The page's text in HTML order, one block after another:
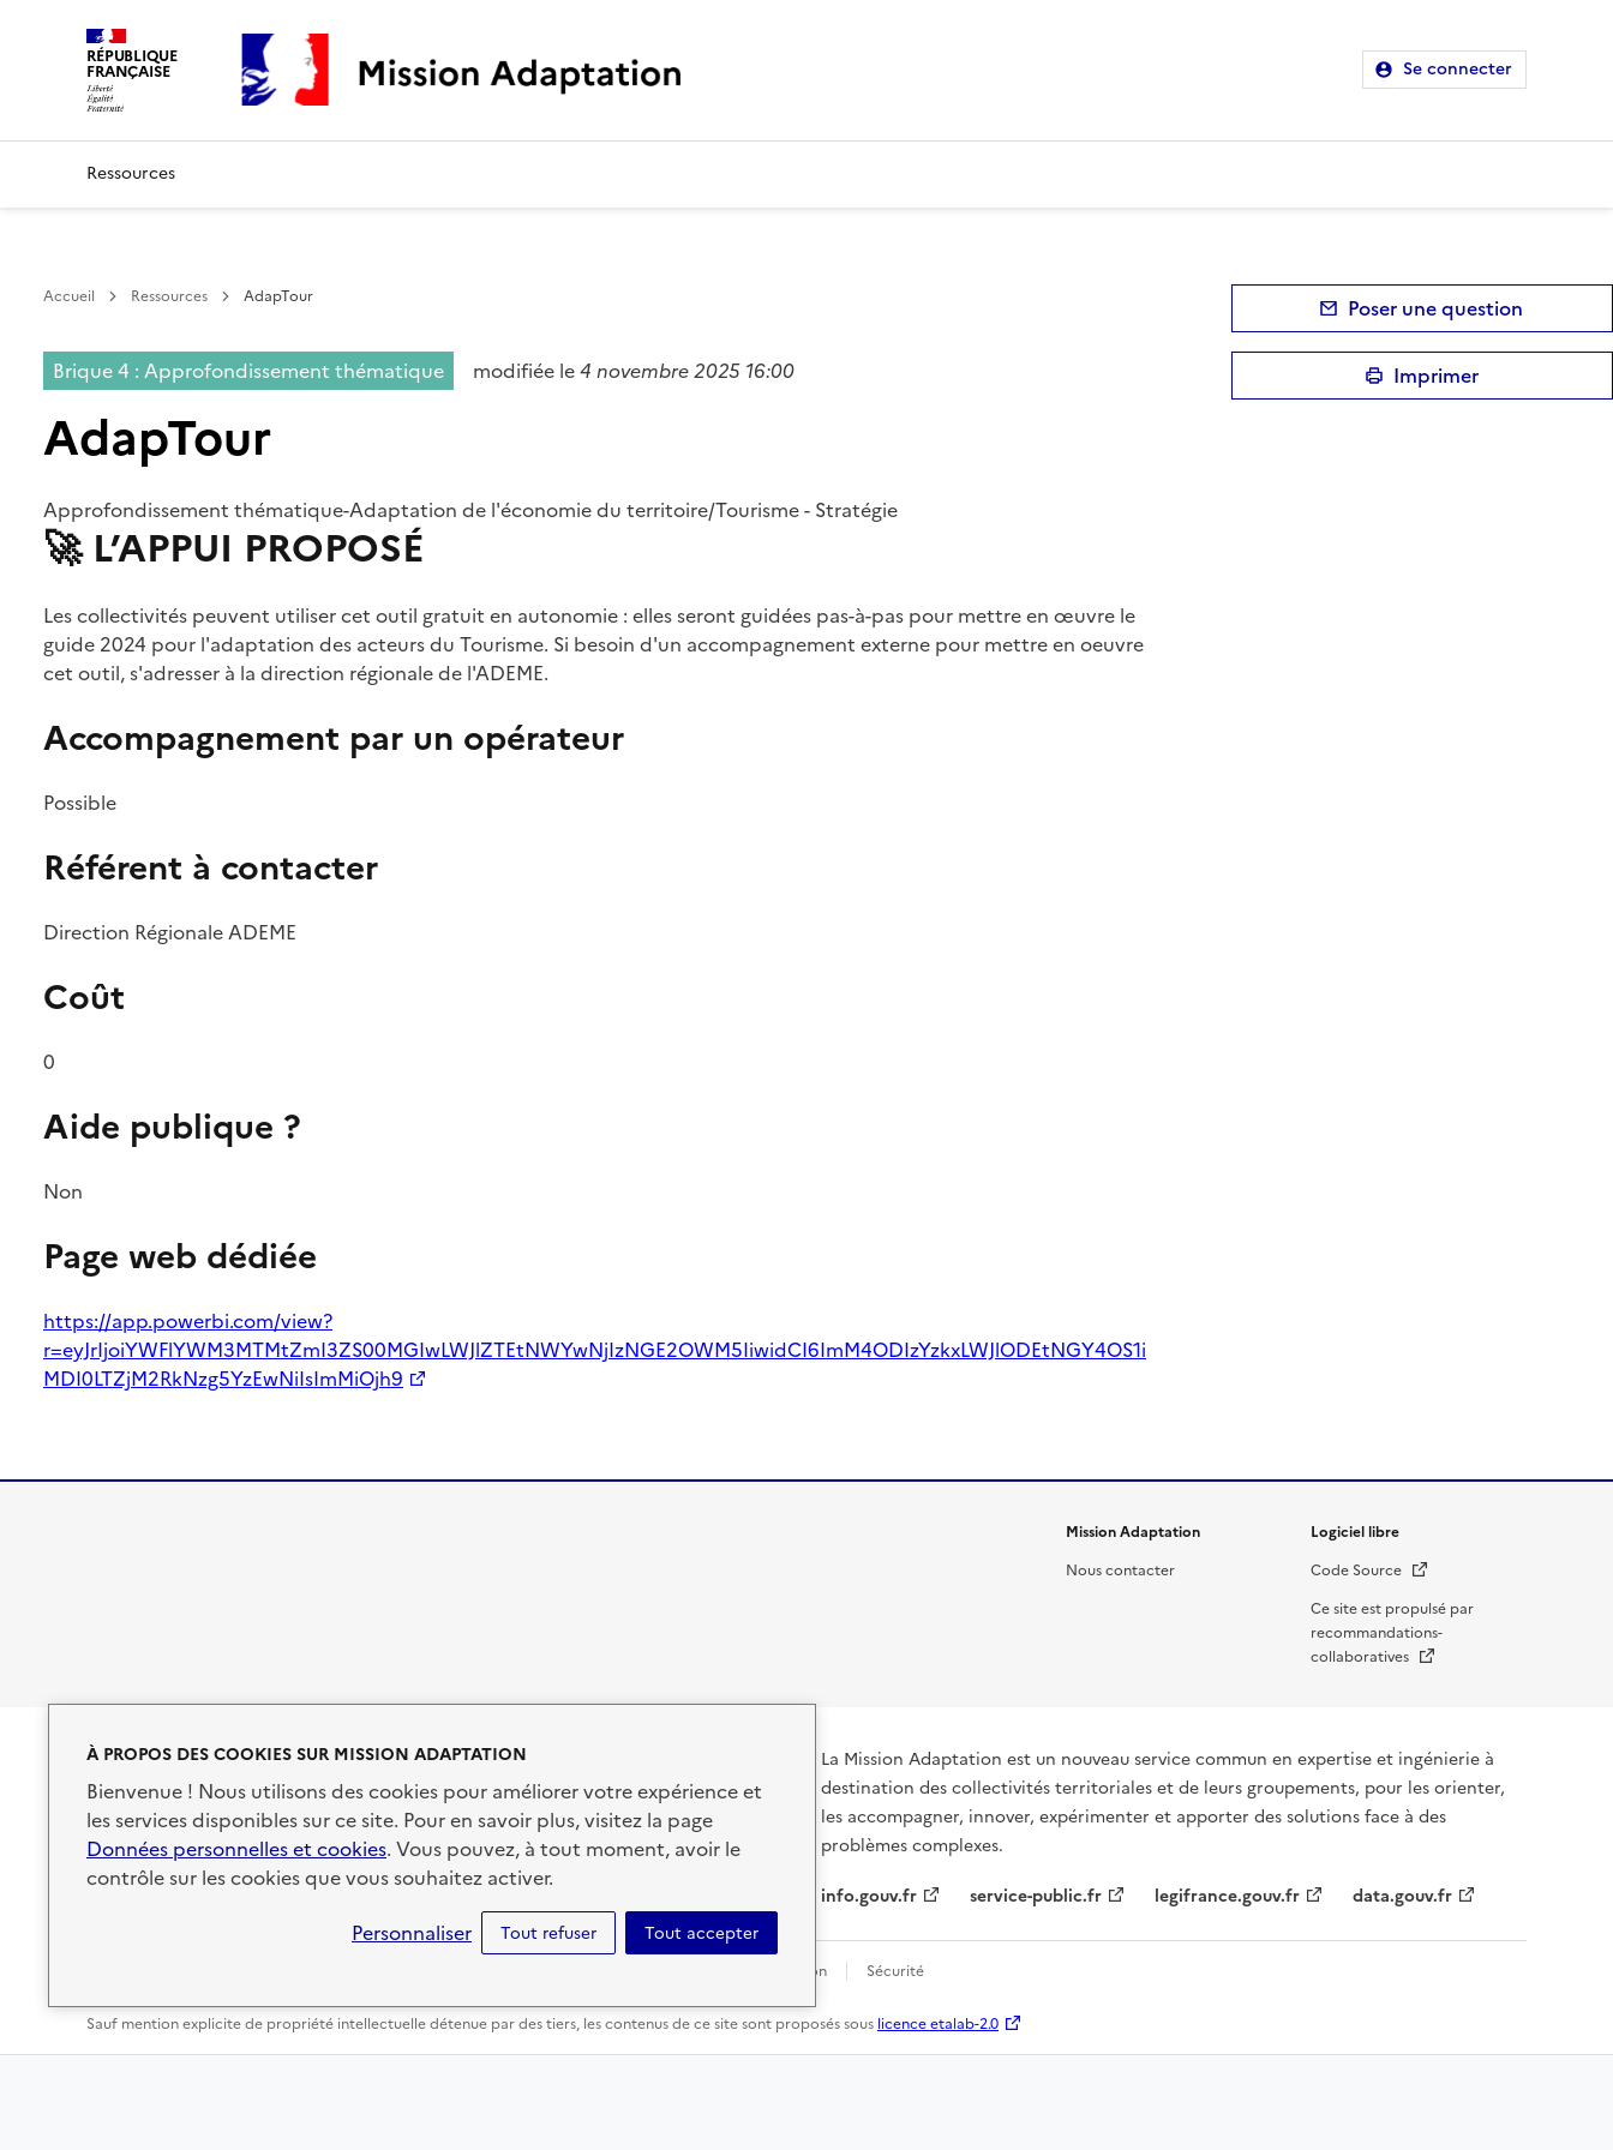
À PROPOS DES COOKIES SUR MISSION ADAPTATION
Bienvenue ! Nous utilisons des cookies pour améliorer votre expérience et
les services disponibles sur ce site. Pour en savoir plus, visitez la page
Données personnelles et cookies. Vous pouvez, à tout moment, avoir le
contrôle sur les cookies que vous souhaitez activer.
Tout accepter
Tout refuser
Personnaliser
Mission Adaptation
RÉPUBLIQUE
FRANÇAISE Se connecter
Ressources
Accueil Ressources AdapTour
Brique 4 : Approfondissement thématique modifiée le4 novembre 2025 16:00
AdapTour
Approfondissement thématique-Adaptation de l'économie du territoire/Tourisme - Stratégie
🚀 L’APPUI PROPOSÉ
Les collectivités peuvent utiliser cet outil gratuit en autonomie : elles seront guidées pas-à-pas pour mettre en œuvre le
guide 2024 pour l'adaptation des acteurs du Tourisme. Si besoin d'un accompagnement externe pour mettre en oeuvre
cet outil, s'adresser à la direction régionale de l'ADEME.
Accompagnement par un opérateur
Possible
Référent à contacter
Direction Régionale ADEME
Coût
0
Aide publique ?
Non
Page web dédiée
https://app.powerbi.com/view?
r=eyJrIjoiYWFlYWM3MTMtZmI3ZS00MGIwLWJlZTEtNWYwNjIzNGE2OWM5IiwidCI6ImM4ODIzYzkxLWJlODEtNGY4OS1i
MDI0LTZjM2RkNzg5YzEwNiIsImMiOjh9
Poser une question
Imprimer
Mission Adaptation
Nous contacter
Logiciel libre
Code Source Nouvelle fenêtre
Ce site est propulsé par
recommandations-
collaboratives Nouvelle fenêtre
RÉPUBLIQUE
FRANÇAISE
La Mission Adaptation est un nouveau service commun en expertise et ingénierie à
destination des collectivités territoriales et de leurs groupements, pour les orienter,
les accompagner, innover, expérimenter et apporter des solutions face à des
problèmes complexes.
info.gouv.fr
service-public.fr legifrance.gouv.fr data.gouv.fr
Conditions d'utilisation Sécurité
Sauf mention explicite de propriété intellectuelle détenue par des tiers, les contenus de ce site sont proposés sous licence etalab-2.0